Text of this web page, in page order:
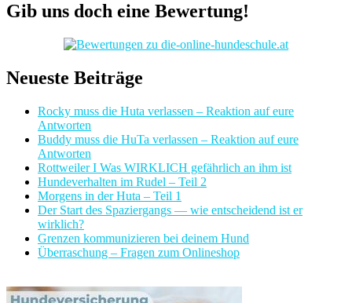
Gib uns doch eine Bewertung!
Neueste Beiträge
Rocky muss die Huta verlassen – Reaktion auf eure
Antworten
Buddy muss die HuTa verlassen – Reaktion auf eure
Antworten
Rottweiler I Was WIRKLICH gefährlich an ihm ist
Hundeverhalten im Rudel – Teil 2
Morgens in der Huta – Teil 1
Der Start des Spaziergangs — wie entscheidend ist er
wirklich?
Grenzen kommunizieren bei deinem Hund
Überraschung – Fragen zum Onlineshop